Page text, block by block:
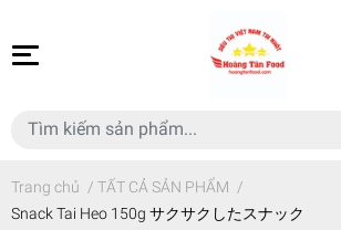
Trang chủ / TẤT CẢ SẢN PHẨM /
Snack Tai Heo 150g サクサクしたスナック